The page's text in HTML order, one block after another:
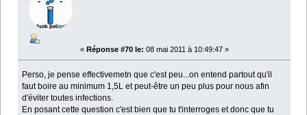
« Réponse #70 le: 08 mai 2011 à 10:49:47 »
Perso, je pense effectivemetn que c'est peu...on entend partout qu'il
faut boire au minimum 1,5L et peut-être un peu plus pour nous afin
d'éviter toutes infections.
En posant cette question c'est bien que tu t'interroges et donc que tu